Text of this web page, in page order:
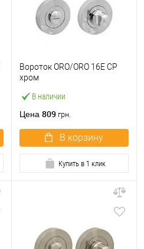
В наличии
Вороток ORO/ORO 16E CP
хром
Цена 809 грн.
В корзину
Купить в 1 клик